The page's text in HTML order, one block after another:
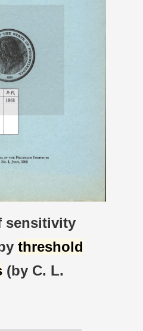
sensitivity
threshold
(by C. L.